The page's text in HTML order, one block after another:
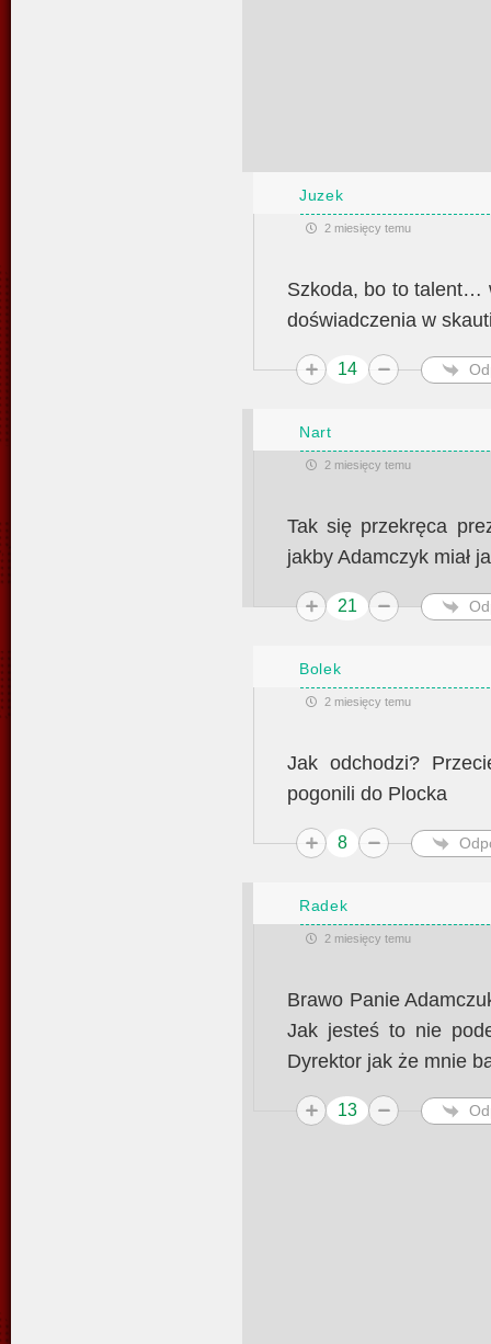
Juzek
2 miesięcy temu
Szkoda, bo to talent…
doświadczenia w
14
Nart
2 miesięcy temu
Tak się przekręca
jakby Adamczyk miał
21
Bolek
2 miesięcy temu
Jak odchodzi?
pogonili do Plocka
8
Radek
2 miesięcy temu
Brawo Panie
Jak jesteś to nie
Dyrektor jak że mnie
13